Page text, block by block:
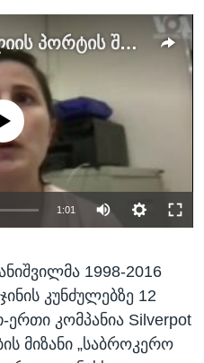
ნინო ბაქრაძე ანაკლიის პორტის შესახებ
currently available
1:01
1998-2016
კუნძულებზე 12
ერთი კომპანია Silverpot
მიზანი „საბროკერო